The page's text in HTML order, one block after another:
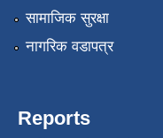
सामाजिक सुरक्षा
नागरिक वडापत्र
Reports